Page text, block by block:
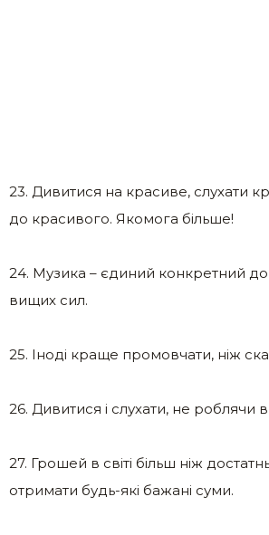
23. Дивитися на красиве, слухати
до красивого. Якомога більше!
24. Музика – єдиний конкретний
вищих сил.
25. Іноді краще промовчати, ніж
26. Дивитися і слухати, не роблячи
27. Грошей в світі більш ніж
отримати будь-які бажані суми.